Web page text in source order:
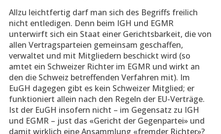
Allzu leichtfertig darf man sich des Begriffs freilich
nicht entledigen. Denn beim IGH und EGMR
unterwirft sich ein Staat einer Gerichtsbarkeit, die von
allen Vertragsparteien gemeinsam geschaffen,
verwaltet und mit Mitgliedern beschickt wird (so
amtet ein Schweizer Richter im EGMR und wirkt an
den die Schweiz betreffenden Verfahren mit). Im
EuGH dagegen gibt es kein Schweizer Mitglied; er
funktioniert allein nach den Regeln der EU-Verträge.
Ist der EuGH insofern nicht – im Gegensatz zu IGH
und EGMR – just das «Gericht der Gegenpartei» und
damit wirklich eine Ansammlung «fremder Richter»?